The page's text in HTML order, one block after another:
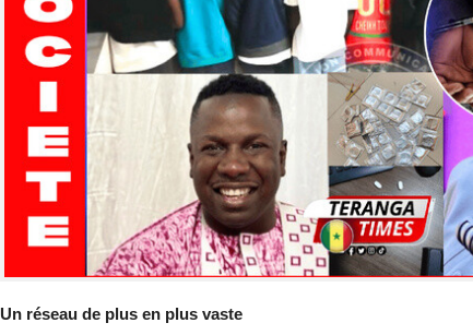
Un réseau de plus en plus vaste